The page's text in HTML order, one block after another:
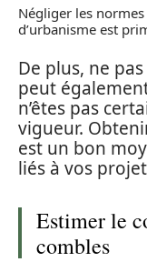
Négliger les
d’urbanisme est
De plus, ne
peut
n’êtes pas
vigueur.
est un bon
liés à vos
Estimer le
combles